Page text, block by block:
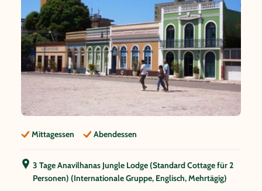
Mittagessen Abendessen
3 Tage Anavilhanas Jungle Lodge (Standard Cottage für 2
Personen) (Internationale Gruppe, Englisch, Mehrtägig)